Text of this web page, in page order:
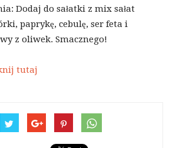
Dodaj do sałatki z mix sałat
paprykę, cebulę, ser feta i
z oliwek. Smacznego!
tutaj